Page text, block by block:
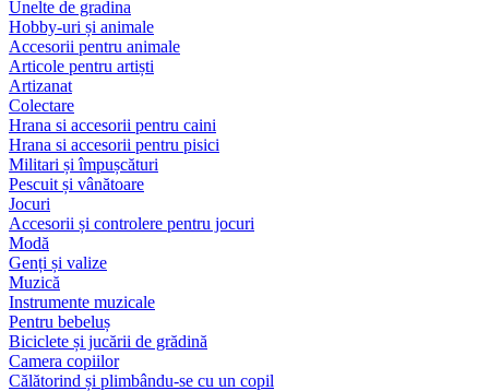
Unelte de gradina
Hobby-uri și animale
Accesorii pentru animale
Articole pentru artiști
Artizanat
Colectare
Hrana si accesorii pentru caini
Hrana si accesorii pentru pisici
Militari și împușcături
Pescuit și vânătoare
Jocuri
Accesorii și controlere pentru jocuri
Modă
Genți și valize
Muzică
Instrumente muzicale
Pentru bebeluș
Biciclete și jucării de grădină
Camera copiilor
Călătorind și plimbându-se cu un copil